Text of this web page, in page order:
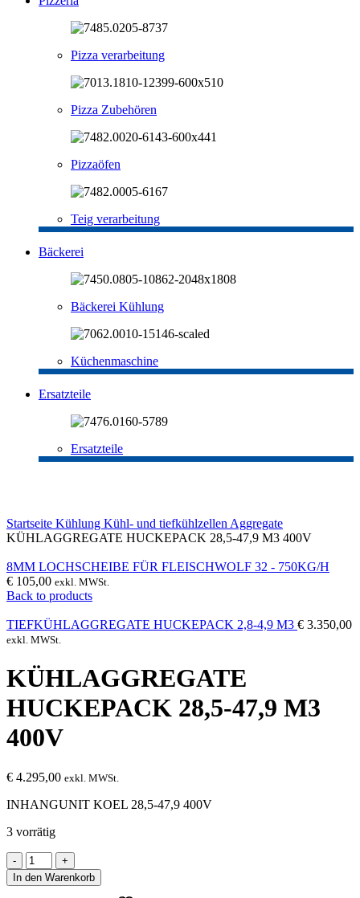
Pizza verarbeitung
Pizza Zubehören
Pizzaöfen
Teig verarbeitung
Bäckerei
Bäckerei Kühlung
Küchenmaschine
Ersatzteile
Ersatzteile
Startseite Kühlung Kühl- und tiefkühlzellen Aggregate
KÜHLAGGREGATE HUCKEPACK 28,5-47,9 M3 400V
8MM LOCHSCHEIBE FÜR FLEISCHWOLF 32 - 750KG/H
€ 105,00 exkl. MWSt.
Back to products
TIEFKÜHLAGGREGATE HUCKEPACK 2,8-4,9 M3 € 3.350,00
exkl. MWSt.
KÜHLAGGREGATE
HUCKEPACK 28,5-47,9 M3
400V
€ 4.295,00 exkl. MWSt.
INHANGUNIT KOEL 28,5-47,9 400V
3 vorrätig
KÜHLAGGREGATE
HUCKEPACK
28,5-
In den Warenkorb